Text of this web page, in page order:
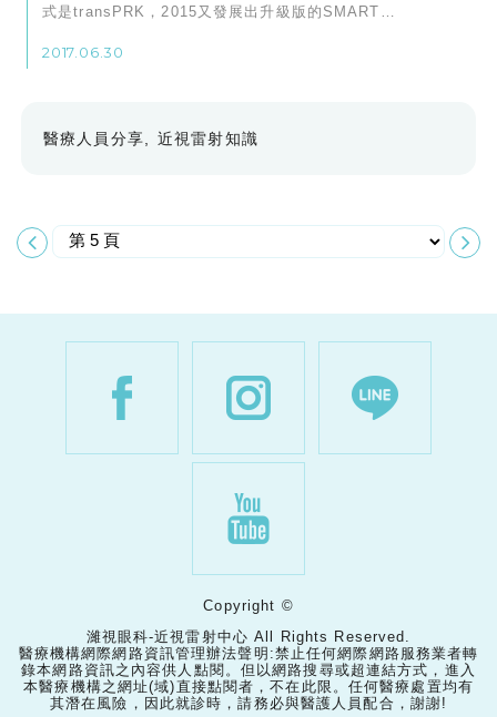
式是transPRK，2015又發展出升級版的SMART
2017.06.30
醫療人員分享 近視雷射知識
Copyright ©
濰視眼科-近視雷射中心 All Rights Reserved.
醫療機構網際網路資訊管理辦法聲明:禁止任何網際網路服務業者轉
錄本網路資訊之內容供人點閱。但以網路搜尋或超連結方式，進入
本醫療機構之網址(域)直接點閱者，不在此限。任何醫療處置均有
其潛在風險，因此就診時，請務必與醫護人員配合，謝謝!